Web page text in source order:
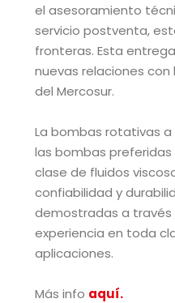
el asesoramiento
servicio postventa,
fronteras. Esta
nuevas relaciones con
del Mercosur.
La bombas rotativas a
las bombas
clase de fluidos
confiabilidad y
demostradas a través
experiencia en toda
aplicaciones.
Más info aquí.